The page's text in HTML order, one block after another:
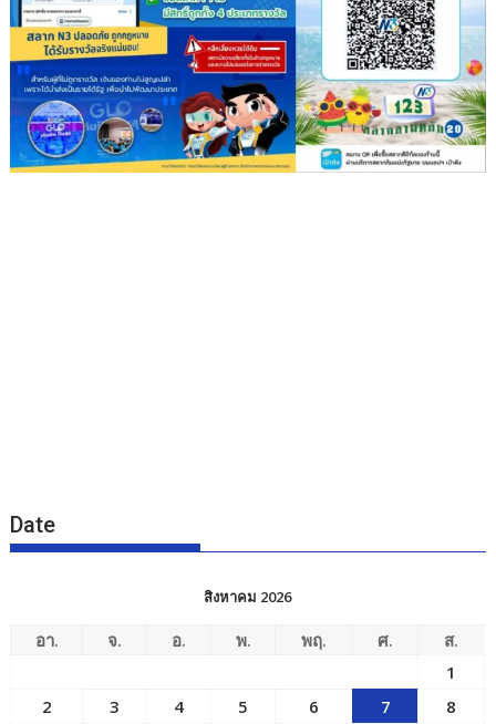
Date
สิงหาคม 2026
อา. จ. อ. พ. พฤ. ศ.
ส.
1
2
3 4 5 6 7
8